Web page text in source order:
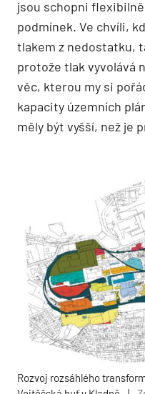
jsou schopni
podmínek. Ve chvíli,
tlakem z nedostatku,
protože tlak vyvolává
věc, kterou my si
kapacity územních
měly být vyšší, než je
Rozvoj rozsáhlého